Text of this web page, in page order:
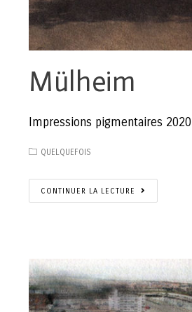
Mülheim
Impressions pigmentaires 2020
QUELQUEFOIS
CONTINUER LA LECTURE